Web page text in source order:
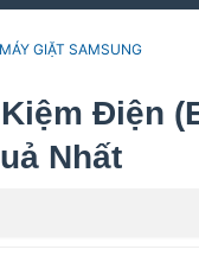
GIẶT SAMSUNG
Điện
Nhất